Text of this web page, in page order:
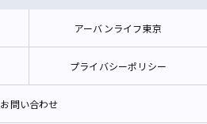
アーバンライフ東京
プライバシーポリシー
お問い合わせ